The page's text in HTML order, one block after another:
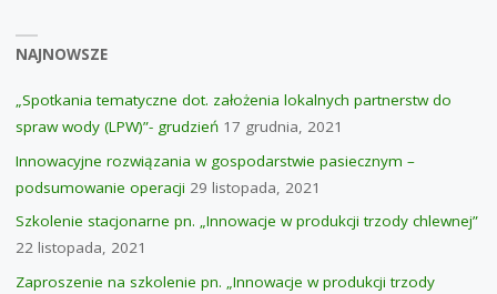
NAJNOWSZE
„Spotkania tematyczne dot. założenia lokalnych partnerstw do
spraw wody (LPW)”- grudzień 17 grudnia, 2021
Innowacyjne rozwiązania w gospodarstwie pasiecznym –
podsumowanie operacji 29 listopada, 2021
Szkolenie stacjonarne pn. „Innowacje w produkcji trzody chlewnej”
22 listopada, 2021
Zaproszenie na szkolenie pn. „Innowacje w produkcji trzody